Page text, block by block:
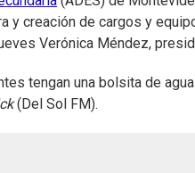
y creación de cargos y
Verónica Méndez,
tengan una bolsita de
(Del Sol FM).